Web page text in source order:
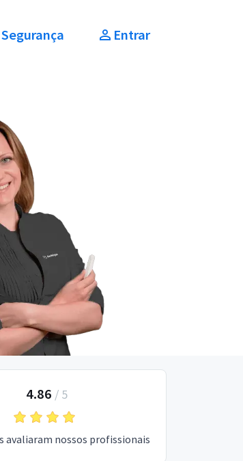
Segurança Entrar
4.86 / 5
avaliaram nossos profissionais